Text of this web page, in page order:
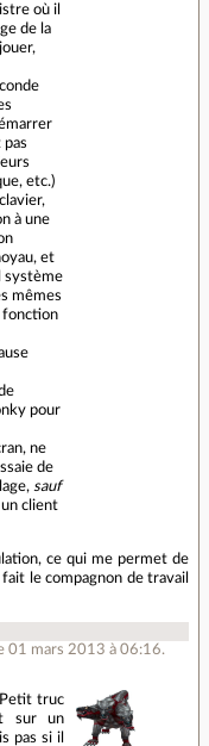
où il
de la
pas
etc.)
à une
et
système
mêmes
fonction
pour
ne
de
sauf
client
ce qui me permet de
le compagnon de travail
01 mars 2013 à 06:16.
truc
sur un
pas si il